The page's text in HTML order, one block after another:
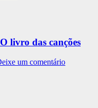
livro das canções
um comentário